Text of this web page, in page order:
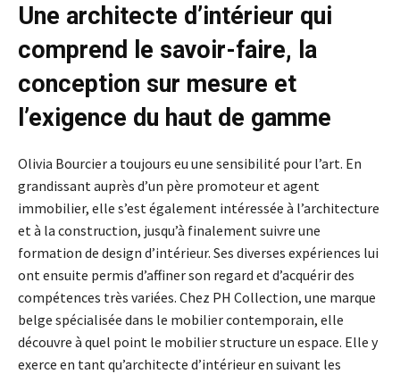
Une architecte d’intérieur qui
comprend le savoir-faire, la
conception sur mesure et
l’exigence du haut de gamme
Olivia Bourcier a toujours eu une sensibilité pour l’art. En
grandissant auprès d’un père promoteur et agent
immobilier, elle s’est également intéressée à l’architecture
et à la construction, jusqu’à finalement suivre une
formation de design d’intérieur. Ses diverses expériences lui
ont ensuite permis d’affiner son regard et d’acquérir des
compétences très variées. Chez PH Collection, une marque
belge spécialisée dans le mobilier contemporain, elle
découvre à quel point le mobilier structure un espace. Elle y
exerce en tant qu’architecte d’intérieur en suivant les